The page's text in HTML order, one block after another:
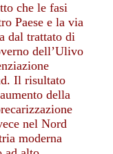
che le fasi
Paese e la via
dal trattato di
dell’Ulivo
Il risultato
della
nel Nord
moderna